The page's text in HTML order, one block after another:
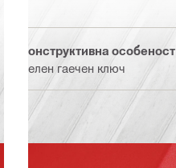
Конструктивна особеност
Челен гаечен ключ